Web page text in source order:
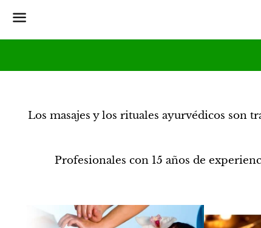
Menú
Los masajes y los rituales ayurvédicos son
Profesionales con15 años de